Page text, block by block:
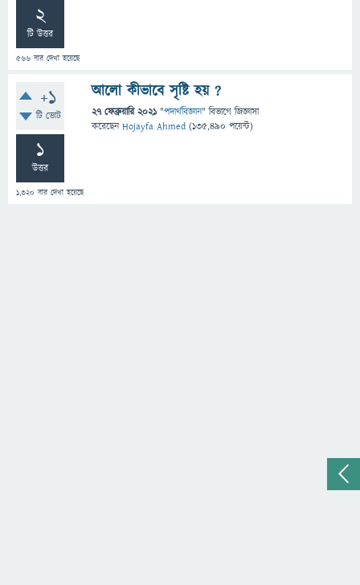
2
টি উত্তর
566 বার দেখা হয়েছে
+1
টি ভোট
1
উত্তর
1,320 বার দেখা হয়েছে
আলো কীভাবে সৃষ্টি হয় ?
27 ফেব্রুয়ারি 2021 "পদার্থবিজ্ঞান" বিভাগে জিজ্ঞাসা
করেছেনHojayfa Ahmed (135,490 পয়েন্ট)